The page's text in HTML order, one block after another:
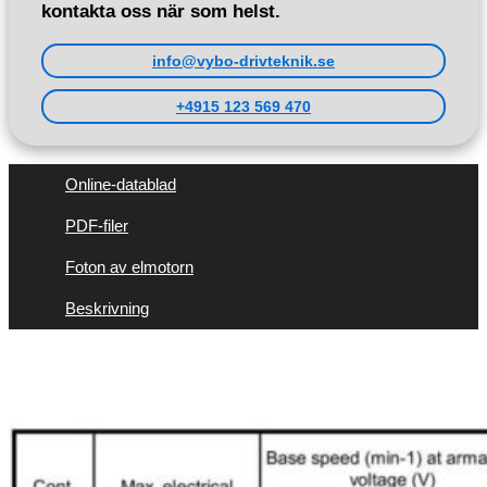
kontakta oss när som helst.
info@vybo-drivteknik.se
+4915 123 569 470
Online-datablad
PDF-filer
Foton av elmotorn
Beskrivning